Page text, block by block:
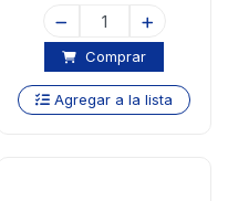
Comprar
Agregar a la lista